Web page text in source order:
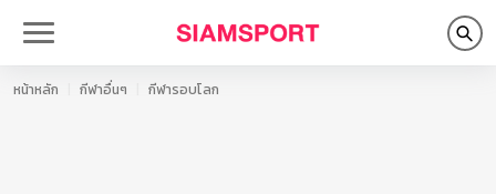
หน้าหลัก กีฬาอื่นๆ กีฬารอบโลก